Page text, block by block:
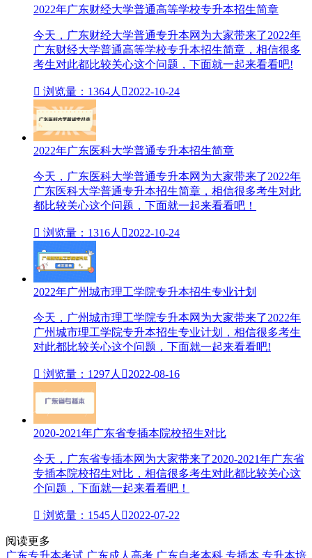
2022年广东财经大学普通高等学校专升本招生简章
今天，广东财经大学普通专升本网为大家带来了2022年
广东财经大学普通高等学校专升本招生简章，相信很多
考生对此都比较关心这个问题，下面就一起来看看吧!
 浏览量：1364人 2022-10-24
2022年广东医科大学普通专升本招生简章
今天，广东医科大学普通专升本网为大家带来了2022年
广东医科大学普通专升本招生简章​，相信很多考生对此
都比较关心这个问题，下面就一起来看看吧！
 浏览量：1316人 2022-10-24
2022年广州城市理工学院专升本招生专业计划
今天，广州城市理工学院专升本网为大家带来了2022年
广州城市理工学院专升本招生专业计划，相信很多考生
对此都比较关心这个问题，下面就一起来看看吧!
 浏览量：1297人 2022-08-16
2020-2021年广东省专插本院校招生对比
今天，广东省专插本网为大家带来了2020-2021年广东省
专插本院校招生对比，相信很多考生对此都比较关心这
个问题，下面就一起来看看吧！
 浏览量：1545人 2022-07-22
阅读更多
广东专升本考试 广东成人高考 广东自考本科 专插本 专升本培